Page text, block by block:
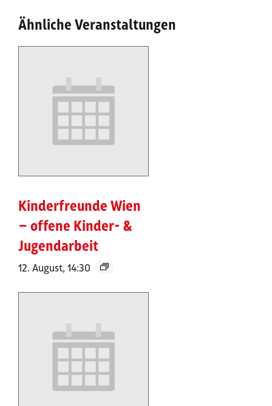
Ähnliche Veranstaltungen
Kinderfreunde Wien
– offene Kinder- &
Jugendarbeit
12. August, 14:30